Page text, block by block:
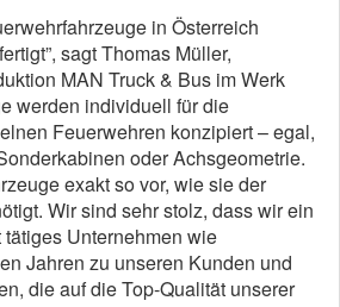
in Österreich
sagt Thomas Müller,
MAN Truck & Bus im Werk
werden individuell für die
Feuerwehren konzipiert – egal,
oder Achsgeometrie.
exakt so vor, wie sie der
Wir sind sehr stolz, dass wir ein
Unternehmen wie
Jahren zu unseren Kunden und
die auf die Top-Qualität unserer